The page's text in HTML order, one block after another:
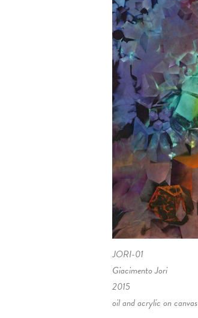
JORI-01
Giacimento Jori
2015
oil and acrylic on canvas